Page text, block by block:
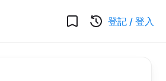
登記 / 登入